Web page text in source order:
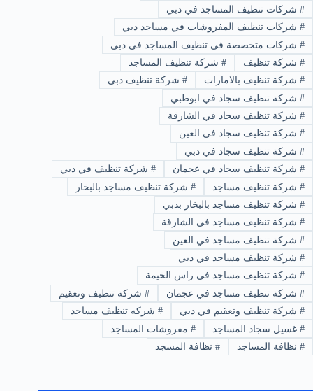
#شركات تنظيف المساجد في دبي
#شركات تنظيف المفروشات في مساجد دبي
#شركات متخصصة في تنظيف المساجد في دبي
#شركة تنظيف #شركة تنظيف المساجد
#شركة تنظيف بالامارات #شركة تنظيف دبي
#شركة تنظيف سجاد في ابوظبي
#شركة تنظيف سجاد في الشارقة
#شركة تنظيف سجاد في العين
#شركة تنظيف سجاد في دبي
#شركة تنظيف سجاد في عجمان #شركة تنظيف في دبي
#شركة تنظيف مساجد #شركة تنظيف مساجد بالبخار
#شركة تنظيف مساجد بالبخار بدبي
#شركة تنظيف مساجد في الشارقة
#شركة تنظيف مساجد في العين
#شركة تنظيف مساجد في دبي
#شركة تنظيف مساجد في راس الخيمة
#شركة تنظيف مساجد في عجمان #شركة تنظيف وتعقيم
#شركة تنظيف وتعقيم في دبي #شركه تنظيف مساجد
#غسيل سجاد المساجد #مفروشات المساجد
#نظافة المساجد #نظافة المسجد